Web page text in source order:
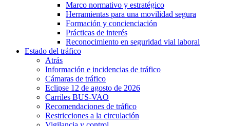
Marco normativo y estratégico
Herramientas para una movilidad segura
Formación y concienciación
Prácticas de interés
Reconocimiento en seguridad vial laboral
Estado del tráfico
Atrás
Información e incidencias de tráfico
Cámaras de tráfico
Eclipse 12 de agosto de 2026
Carriles BUS-VAO
Recomendaciones de tráfico
Restricciones a la circulación